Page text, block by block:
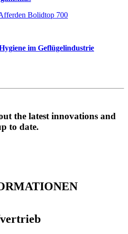
im Geflügelindustrie
the latest innovations and
to date.